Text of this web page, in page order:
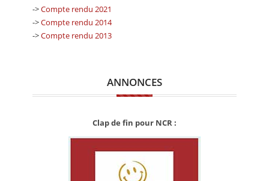
->Compte rendu 2021
->Compte rendu 2014
->Compte rendu 2013
ANNONCES
Clap de fin pour NCR :